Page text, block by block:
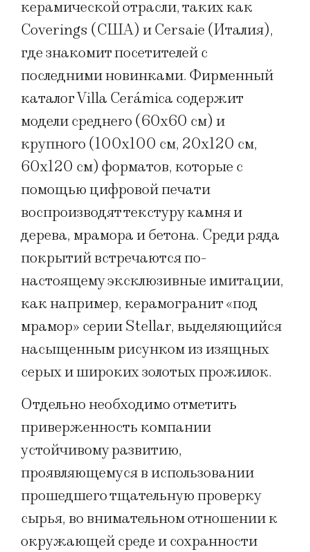
керамической отрасли, таких как
Coverings (США) и Cersaie (Италия),
где знакомит посетителей с
последними новинками. Фирменный
каталог Villa Cerámica содержит
модели среднего (60х60 см) и
крупного (100х100 см, 20х120 см,
60х120 см) форматов, которые с
помощью цифровой печати
воспроизводят текстуру камня и
дерева, мрамора и бетона. Среди ряда
покрытий встречаются по-
настоящему эксклюзивные имитации,
как например, керамогранит «под
мрамор» серии Stellar, выделяющийся
насыщенным рисунком из изящных
серых и широких золотых прожилок.
Отдельно необходимо отметить
приверженность компании
устойчивому развитию,
проявляющемуся в использовании
прошедшего тщательную проверку
сырья, во внимательном отношении к
окружающей среде и сохранности